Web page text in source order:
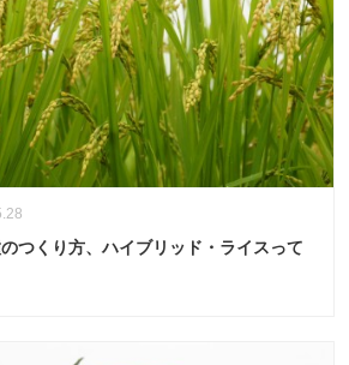
つくり方、ハイブリッド・ライスって